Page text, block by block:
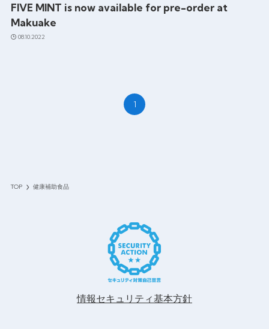
FIVE MINT is now available for pre-order at
Makuake
08.10.2022
1
TOP 健康補助食品
情報セキュリティ基本方針